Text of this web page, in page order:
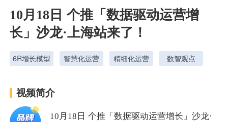
消息推送
用户运营
AI应用工坊
互联网增长
品牌营销
城市治理
文档中心
合规指南
我的开发者中心
个推学堂
了解我们
公司简介
10月18日 个推「数据驱动运营增
长」沙龙·上海站来了！
6R增长模型 智慧化运营 精细化运营 数智观点
视频简介
10月18日 个推「数据驱动运营增长」沙龙·